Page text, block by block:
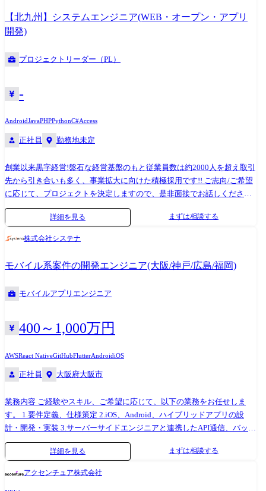
【北九州】システムエンジニア(WEB・オープン・アプリ
開発)
プロジェクトリーダー（PL）
-
AndroidJavaPHPPythonC#Access
正社員 勤務地未定
創業以来黒字経営!盤石な経営基盤のもと従業員数は約2000人を超え取引
先から引き合いも多く、事業拡大に向けた積極採用です!! ご志向/ご希望
に応じて、プロジェクトを決定しますので、是非面接でお話しください!
●取引業界 製造メーカー、通信キャリア、金融、流通、官公庁 等 ●開
プロジェクト例 ・システム要件定義・設計(上流)SE ・システム実装・テ
スト(下流)PG ※ご志向・ご希望に応じて、プロジェクトを決定します ※
地元密着主義のため、地元の大手企業でのプロジェクトを前提としてい
ます。
詳細を見る まずは相談する
株式会社システナ
モバイル系案件の開発エンジニア(大阪/神戸/広島/福岡)
モバイルアプリエンジニア
400～1,000万円
AWSReact NativeGitHubFlutterAndroidiOS
正社員 大阪府大阪市
業務内容 ご経験やスキル、ご希望に応じて、以下の業務をお任せしま
す。 1.要件定義、仕様策定 2.iOS、Android、ハイブリッドアプリの設
計・開発・実装 3.サーバーサイドエンジニアと連携したAPI通信、バック
エンド機能の実装 4.継続的なパフォーマンス改善、UI/UXの最適化 5.リ
リース後の運用、保守、改善提案 6.新しい技術やフレームワークの調
詳細を見る まずは相談する
アクセンチュア株式会社